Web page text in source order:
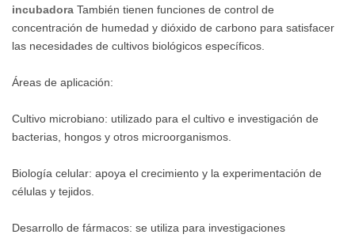
incubadora También tienen funciones de control de
concentración de humedad y dióxido de carbono para satisfacer
las necesidades de cultivos biológicos específicos.
Áreas de aplicación:
Cultivo microbiano: utilizado para el cultivo e investigación de
bacterias, hongos y otros microorganismos.
Biología celular: apoya el crecimiento y la experimentación de
células y tejidos.
Desarrollo de fármacos: se utiliza para investigaciones